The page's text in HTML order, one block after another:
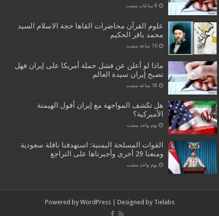
علوم القرآن محاضرات القاها حجة الاسلام السيد
محمد باقر الحكيم
‏16 ساعة مضت
ماذا لو أعلن عن فشل حملة أمريكا على إيران فهل
تصبح إيران سيدة العالم
هل تكشف المواجهة مع إيران أفول الهيمنة
الأميركية؟
‏يوم واحد مضت
القوات المسلحة اليمنية: استهدفنا ناقلة سعودية
ومنعنا 29 أخرى وأجبرناها على التراجع
‏يوم واحد مضت
Powered by WordPress| Designed by Tielabs